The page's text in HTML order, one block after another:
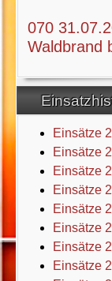
070
Waldbrand
Einsätze
Einsätze
Einsätze
Einsätze
Einsätze
Einsätze
Einsätze
Einsätze